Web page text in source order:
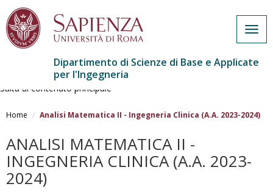
Salta al contenuto principale
Dipartimento di Scienze di Base e Applicate
per l'Ingegneria
Home Analisi Matematica II - Ingegneria Clinica (A.A. 2023-2024)
ANALISI MATEMATICA II -
INGEGNERIA CLINICA (A.A. 2023-
2024)